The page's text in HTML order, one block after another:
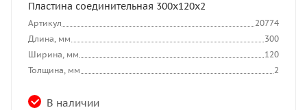
Пластина соединительная 300х120х2
Артикул
20774
Длина, мм
300
Ширина, мм
120
Толщина, мм
2
В наличии